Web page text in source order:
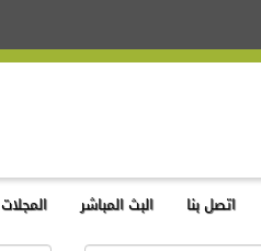
اتصل بنا البث المباشر المجلات